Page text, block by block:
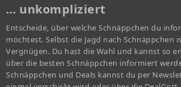
… unkompliziert
Entscheide, über welche Schnäppchen du
möchtest. Selbst die Jagd nach Schnäppchen
Vergnügen. Du hast die Wahl und kannst so
über die besten Schnäppchen informiert
Schnäppchen und Deals kannst du per